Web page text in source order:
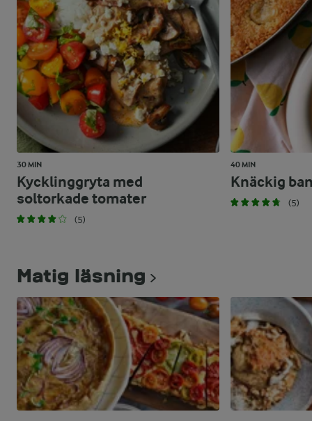
30 MIN
Kycklinggryta med
soltorkade tomater
(5)
40 MIN
Knäckig
(5)
Matig läsning